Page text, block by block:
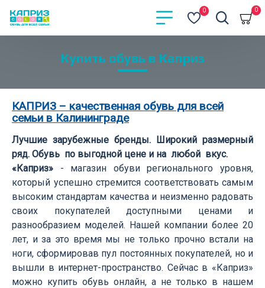
0 0
Купить обувь в Каприз
КАПРИЗ – качественная обувь для всей
семьи в Калининграде
Лучшие зарубежные бренды. Широкий размерный
ряд. Обувь по выгодной цене и на любой вкус.
«Каприз» - магазин обуви регионального уровня,
который успешно стремится соответствовать самым
высоким стандартам качества и неизменно радовать
своих покупателей доступными ценами и
разнообразием моделей. Нашей компании более 20
лет, и за это время мы не только прочно встали на
ноги, сформировав пул постоянных покупателей, но и
вышли в интернет-пространство. Сейчас в «Каприз»
можно купить обувь онлайн, а не только в нашем